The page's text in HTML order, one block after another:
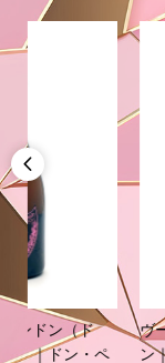

モエ・エ・シャン
＆シャンドン ロ